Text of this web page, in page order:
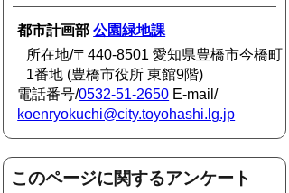
都市計画部公園緑地課
所在地/〒440-8501 愛知県豊橋市今橋町
1番地 (豊橋市役所 東館9階)
電話番号/0532-51-2650 E-mail/
koenryokuchi@city.toyohashi.lg.jp
このページに関するアンケート